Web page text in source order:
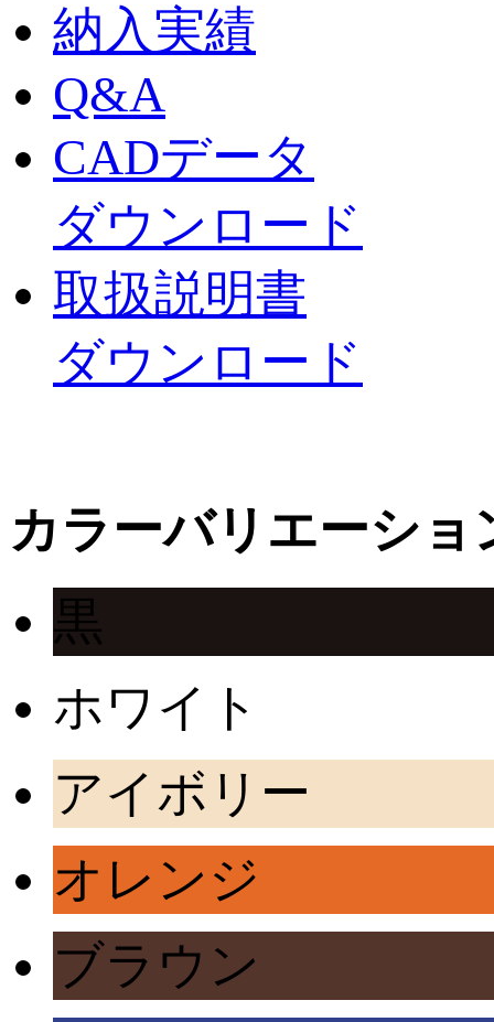
納入実績
Q&A
CADデータ
ダウンロード
取扱説明書
ダウンロード
カラーバリエーショ
黒
ホワイト
アイボリー
オレンジ
ブラウン